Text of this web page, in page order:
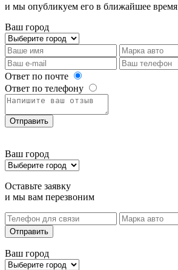
и мы опубликуем его в ближайшее время
Ваш город
Ответ по почте
Ответ по телефону
Отправить
Ваш город
Оставьте заявку
и мы вам перезвоним
Отправить
Ваш город